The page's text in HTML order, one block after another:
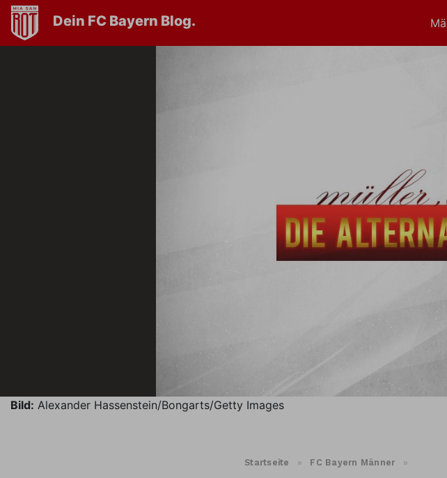
Dein FC Bayern Blog.
Bild: Alexander Hassenstein/Bongarts/Getty Images
Startseite » FC Bayern Männer »